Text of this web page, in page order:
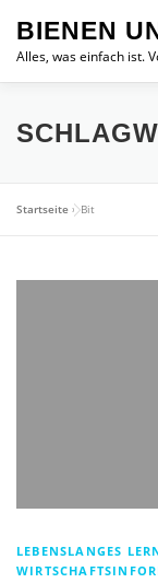
Inhalt
springen
BIENEN
Alles, was einfach ist.
Startseite »Bit
LEBENSLANGES